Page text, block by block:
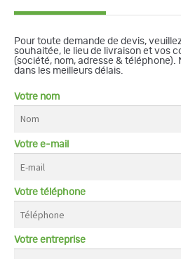
Pour toute demande de devis,
souhaitée, le lieu de livraison et vos
(société, nom, adresse & téléphone).
dans les meilleurs délais.
Votre nom
Votre e-mail
Votre téléphone
Votre entreprise